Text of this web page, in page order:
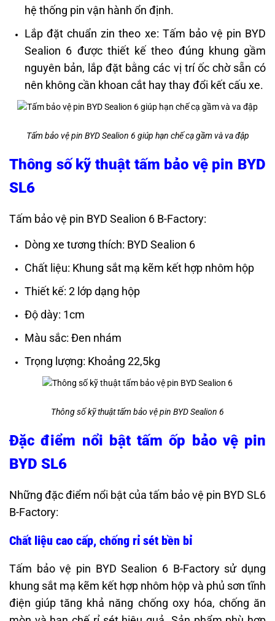
hệ thống pin vận hành ổn định.
Lắp đặt chuẩn zin theo xe: Tấm bảo vệ pin BYD
Sealion 6 được thiết kế theo đúng khung gầm
nguyên bản, lắp đặt bằng các vị trí ốc chờ sẵn có
nên không cần khoan cắt hay thay đổi kết cấu xe.
Tấm bảo vệ pin BYD Sealion 6 giúp hạn chế cạ gầm và va đập
Thông số kỹ thuật tấm bảo vệ pin BYD
SL6
Tấm bảo vệ pin BYD Sealion 6 B-Factory:
Dòng xe tương thích: BYD Sealion 6
Chất liệu: Khung sắt mạ kẽm kết hợp nhôm hộp
Thiết kế: 2 lớp dạng hộp
Độ dày: 1cm
Màu sắc: Đen nhám
Trọng lượng: Khoảng 22,5kg
Thông số kỹ thuật tấm bảo vệ pin BYD Sealion 6
Đặc điểm nổi bật tấm ốp bảo vệ pin
BYD SL6
Những đặc điểm nổi bật của tấm bảo vệ pin BYD SL6
B-Factory:
Chất liệu cao cấp, chống rỉ sét bền bỉ
Tấm bảo vệ pin BYD Sealion 6 B-Factory sử dụng
khung sắt mạ kẽm kết hợp nhôm hộp và phủ sơn tĩnh
điện giúp tăng khả năng chống oxy hóa, chống ăn